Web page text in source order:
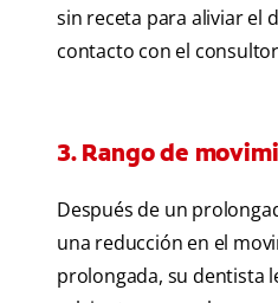
sin receta para aliviar el
contacto con el
3. Rango de
Después de un
una reducción en el
prolongada, su dentista